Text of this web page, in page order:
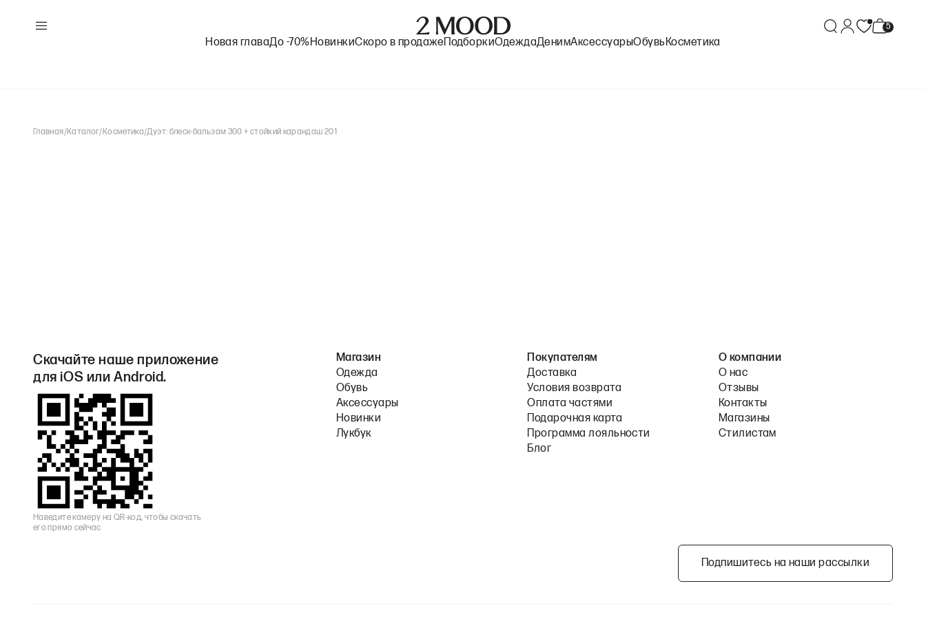
Новая главаДо -70%НовинкиСкоро в продаже ПодборкиОдеждаДенимАксессуарыОбувь Косметика
Главная/Каталог/Косметика/Дуэт: блеск-бальзам 300 + стойкий карандаш 201
Скачайте наше приложение
для iOS или Android.
Наведите камеру на QR-код, чтобы скачать
его прямо сейчас
Магазин
Одежда
Обувь
Аксессуары
Новинки
Лукбук
Покупателям
Доставка
Условия возврата
Оплата частями
Подарочная карта
Программа лояльности
Блог
О компании
О нас
Отзывы
Контакты
Магазины
Стилистам
Подпишитесь на наши рассылки